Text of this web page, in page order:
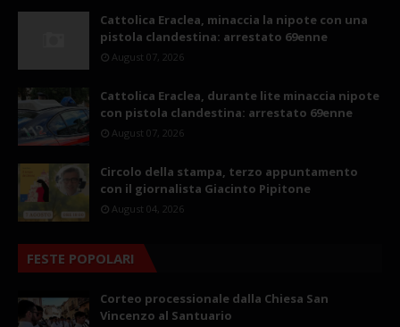
Cattolica Eraclea, minaccia la nipote con una
pistola clandestina: arrestato 69enne
August 07, 2026
Cattolica Eraclea, durante lite minaccia nipote
con pistola clandestina: arrestato 69enne
August 07, 2026
Circolo della stampa, terzo appuntamento
con il giornalista Giacinto Pipitone
August 04, 2026
FESTE POPOLARI
Corteo processionale dalla Chiesa San
Vincenzo al Santuario